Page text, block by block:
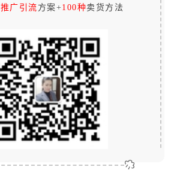
推广引流 方案+100种卖货方法